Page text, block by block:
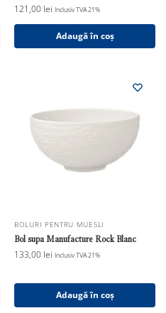
121,00 lei Inclusiv TVA 21%
Adaugă în coș
BOLURI PENTRU MUESLI
Bol supa Manufacture Rock Blanc
133,00 lei Inclusiv TVA 21%
Adaugă în coș